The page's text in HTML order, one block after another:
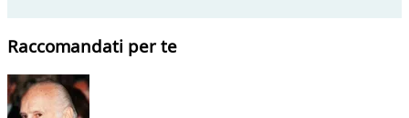
Raccomandati per te